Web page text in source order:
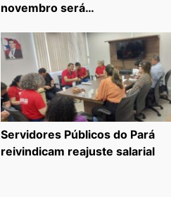
novembro será…
Servidores Públicos do Pará
reivindicam reajuste salarial